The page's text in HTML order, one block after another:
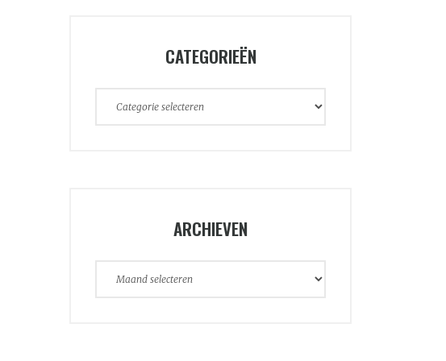
CATEGORIEËN
Categorieën
ARCHIEVEN
Archieven